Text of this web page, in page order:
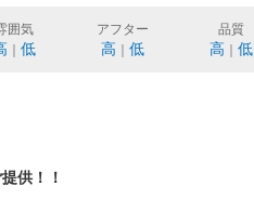
囲気
低
アフター
高 低
品質
高 低
供！！